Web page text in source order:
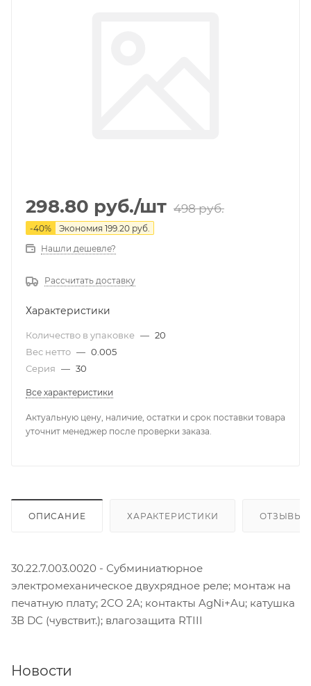
298.80 руб./шт 498руб.
-40% Экономия 199.20 руб.
Нашли дешевле?
Рассчитать доставку
Характеристики
Количество в упаковке — 20
Вес нетто — 0.005
Серия — 30
Все характеристики
Актуальную цену, наличие, остатки и срок поставки товара
уточнит менеджер после проверки заказа.
ОПИСАНИЕ ХАРАКТЕРИСТИКИ ОТЗЫВЫ
30.22.7.003.0020 - Субминиатюрное
электромеханическое двухрядное реле; монтаж на
печатную плату; 2CO 2A; контакты AgNi+Au; катушка
3В DC (чувствит.); влагозащита RTIII
Новости